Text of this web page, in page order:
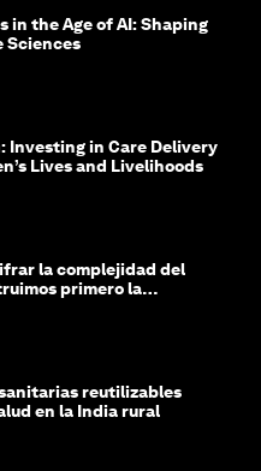
in the Age of AI: Shaping
Sciences
Investing in Care Delivery
Lives and Livelihoods
la complejidad del
primero la
reutilizables
en la India rural